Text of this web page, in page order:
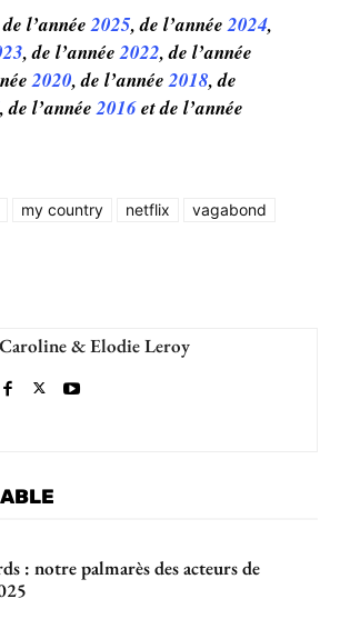
de l’année2025,del’année2024,
, del’année2022, de l’année
2020, de l’année2018, de
, de l’année2016et de l’année
my country netflix vagabond
Caroline & Elodie Leroy
: notre palmarès des acteurs de